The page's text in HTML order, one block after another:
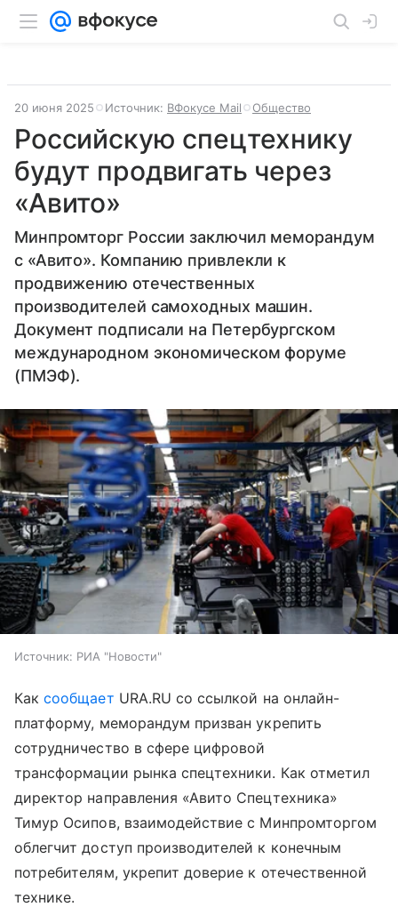
20 июня 2025 Источник: ВФокусе Mail Общество
Российскую спецтехнику
будут продвигать через
«Авито»
Минпромторг России заключил меморандум
с «Авито». Компанию привлекли к
продвижению отечественных
производителей самоходных машин.
Документ подписали на Петербургском
международном экономическом форуме
(ПМЭФ).
Источник: РИА "Новости"
Каксообщает URA.RU со ссылкой на онлайн-
платформу, меморандум призван укрепить
сотрудничество в сфере цифровой
трансформации рынка спецтехники. Как отметил
директор направления «Авито Спецтехника»
Тимур Осипов, взаимодействие с Минпромторгом
облегчит доступ производителей к конечным
потребителям, укрепит доверие к отечественной
технике.